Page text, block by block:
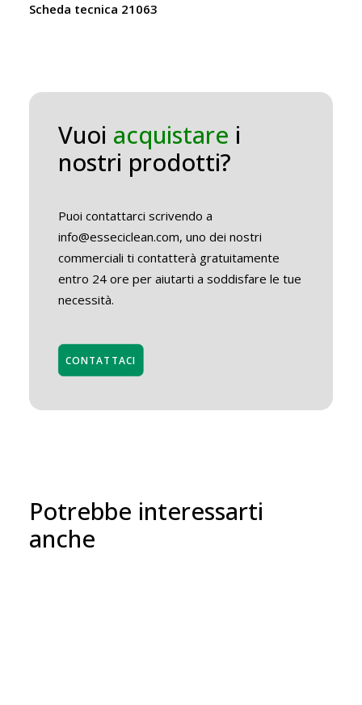
Scheda tecnica 21063
Vuoi acquistare i
nostri prodotti?
Puoi contattarci scrivendo a
info@esseciclean.com, uno dei nostri
commerciali ti contatterà gratuitamente
entro 24 ore per aiutarti a soddisfare le tue
necessità.
CONTATTACI
Potrebbe interessarti
anche